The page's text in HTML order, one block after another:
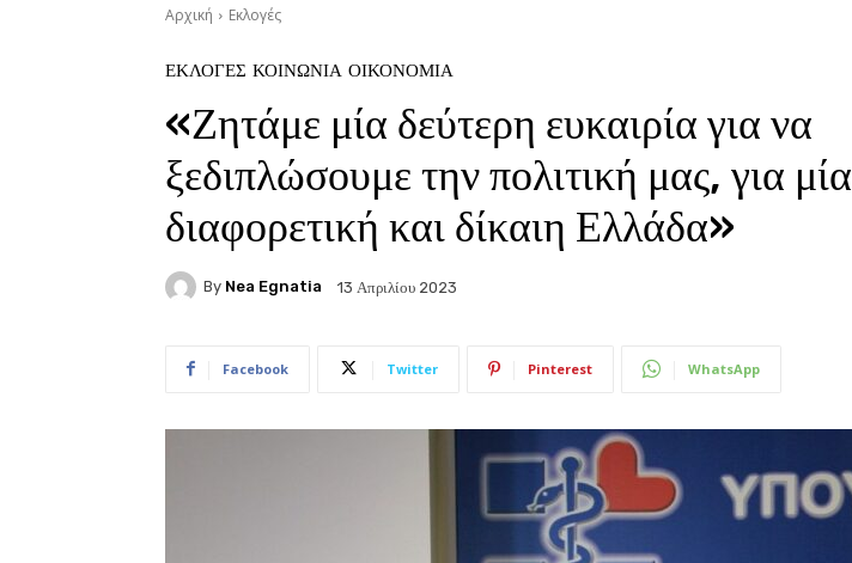
Αρχική Εκλογές
ΕΚΛΟΓΈΣ ΚΟΙΝΩΝΊΑ ΟΙΚΟΝΟΜΊΑ
«Ζητάμε μία δεύτερη ευκαιρία για να
ξεδιπλώσουμε την πολιτική μας, για μία
διαφορετική και δίκαιη Ελλάδα»
By Nea Egnatia 13 Απριλίου 2023
Facebook Twitter Pinterest WhatsApp